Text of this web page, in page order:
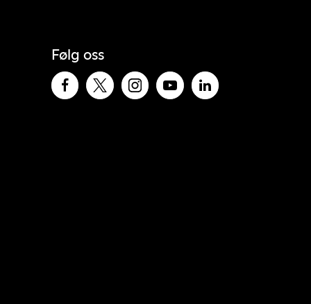
Følg oss